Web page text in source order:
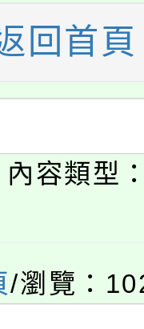
情可洽有
習
及科技
案入校路
專業人
29、30在
龍潭區
，桃園電
運動會8/
回首頁
容類型
/瀏覽：